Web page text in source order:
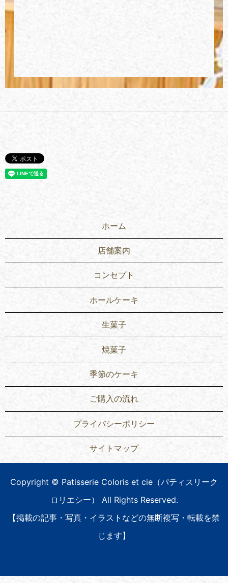
ホーム
店舗案内
コンセプト
ホールケーキ
生菓子
焼菓子
季節のケーキ
ご購入の流れ
プライバシーポリシー
サイトマップ
Copyright © Patisserie Coloris et cie（パティスリーク
ロリエシー） All Rights Reserved.
【掲載の記事・写真・イラストなどの無断複写・転載を禁
じます】